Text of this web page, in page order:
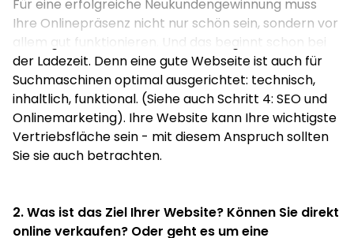
Für eine erfolgreiche Neukundengewinnung muss
Ihre Onlinepräsenz nicht nur schön sein, sondern vor
allem gut funktionieren. Und das beginnt schon bei
der Ladezeit. Denn eine gute Webseite ist auch für
Suchmaschinen optimal ausgerichtet: technisch,
inhaltlich, funktional. (Siehe auch Schritt 4: SEO und
Onlinemarketing). Ihre Website kann Ihre wichtigste
Vertriebsfläche sein - mit diesem Anspruch sollten
Sie sie auch betrachten.
2. Was ist das Ziel Ihrer Website? Können Sie direkt
online verkaufen? Oder geht es um eine